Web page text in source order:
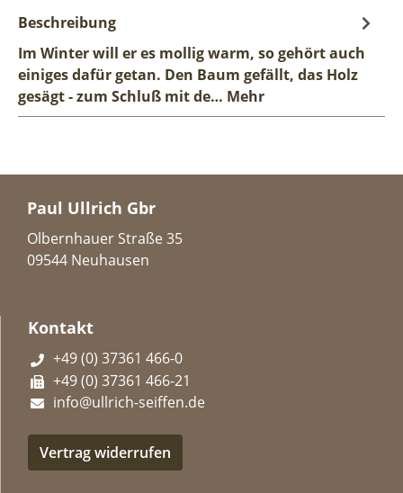
Beschreibung
Im Winter will er es mollig warm, so gehört auch
einiges dafür getan. Den Baum gefällt, das Holz
gesägt - zum Schluß mit de… Mehr
Paul Ullrich Gbr
Olbernhauer Straße 35
09544 Neuhausen
Kontakt
+49 (0) 37361 466-0
+49 (0) 37361 466-21
info@ullrich-seiffen.de
Vertrag widerrufen